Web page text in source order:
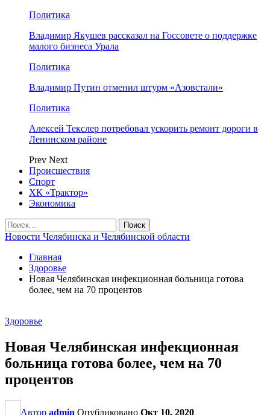
Политика
Владимир Якушев рассказал на Госсовете о поддержке
малого бизнеса Урала
Политика
Владимир Путин отменил штурм «Азовстали»
Политика
Алексей Текслер потребовал ускорить ремонт дороги в
Ленинском районе
Prev Next
Происшествия
Спорт
ХК «Трактор»
Экономика
Новости Челябинска и Челябинской области
Главная
Здоровье
Новая Челябинская инфекционная больница готова
более, чем на 70 процентов
Здоровье
Новая Челябинская инфекционная
больница готова более, чем на 70
процентов
Автор admin Опубликовано Окт 10, 2020